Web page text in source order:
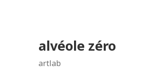
alvéole zéro
artlab